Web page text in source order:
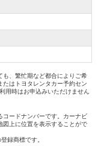
、繁忙期など都合によりご希
はトヨタレンタカー予約セン
用時はお申込みいただけません
ードナンバーです。カーナビ
図上に位置を表示することがで
録商標です。